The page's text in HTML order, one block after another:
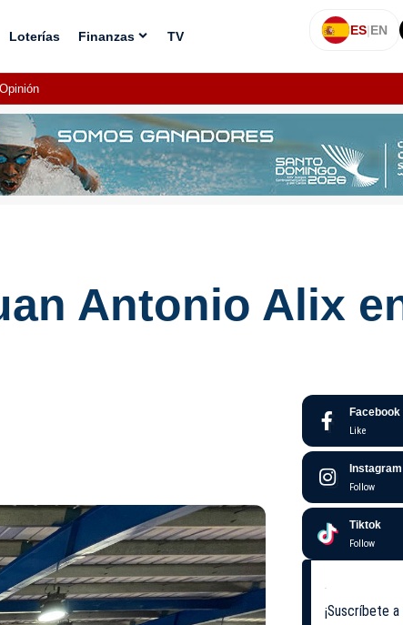
Loterías Finanzas TV ES|EN
Opinión
Antonio Alix
Facebook
Like
Instagram
Follow
Tiktok
Follow
¡Suscríbete